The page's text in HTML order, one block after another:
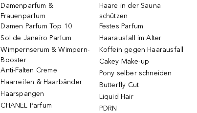
Damenparfum &
Frauenparfum
Damen Parfum Top 10
Sol de Janeiro Parfum
Wimpernserum & Wimpern-
Booster
Anti-Falten Creme
Haarreifen & Haarbänder
Haarspangen
CHANEL Parfum
Haare in der Sauna
schützen
Festes Parfum
Haarausfall im Alter
Koffein gegen Haarausfall
Cakey Make-up
Pony selber schneiden
Butterfly Cut
Liquid Hair
PDRN